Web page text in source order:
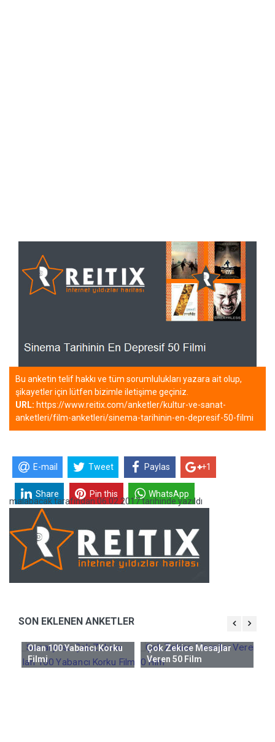
Bu anketin telif hakkı ve tüm sorumlulukları yazara ait olup,
şikayetler için lütfen bizimle iletişime geçiniz.
URL: https://www.reitix.com/anketler/kultur-ve-sanat-
anketleri/film-anketleri/sinema-tarihinin-en-depresif-50-filmi
E-mail Tweet Paylas +1
Share Pin this WhatsApp
malabacak tarafından 06.02.2017 tarihinde yazıldı
SON EKLENEN ANKETLER
Olan 100 Yabancı Korku
Filmi
Çok Zekice Mesajlar
Veren 50 Film